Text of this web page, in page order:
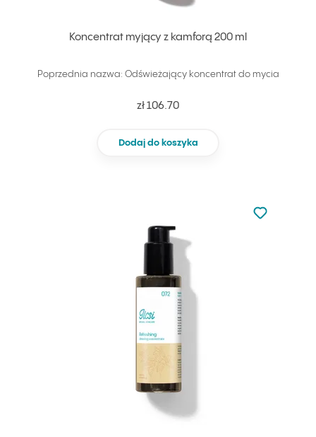
Koncentrat myjący z kamforą 200 ml
Poprzednia nazwa: Odświeżający koncentrat do mycia
zł 106.70
Dodaj do koszyka
Nie dodano
Dodaj do